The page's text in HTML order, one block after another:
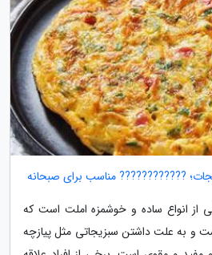
???????????? مناسب برای صبحانه
از انواع ساده و خوشمزه املت است که
و به علت داشتن سبزیجاتی مثل پیازچه